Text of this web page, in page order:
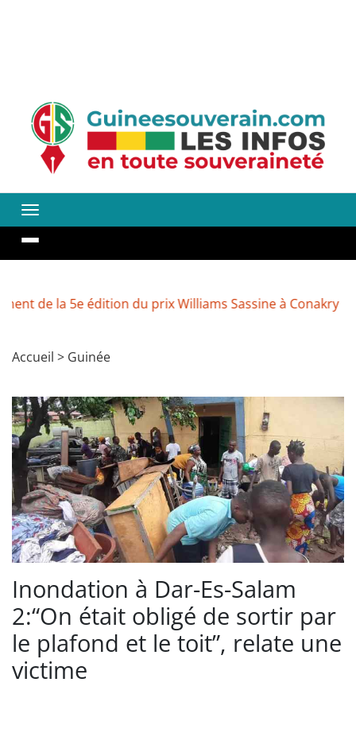
5e édition du prix Williams Sassine à Conakry
Accueil > Guinée
Inondation à Dar-Es-Salam
2:“On était obligé de sortir par
le plafond et le toit”, relate une
victime